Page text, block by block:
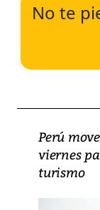
No te
Perú
viernes
turismo